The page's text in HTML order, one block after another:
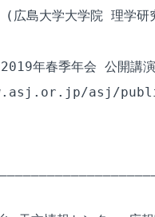
大学大学院 理学研
年春季年会 公開講演
asj/